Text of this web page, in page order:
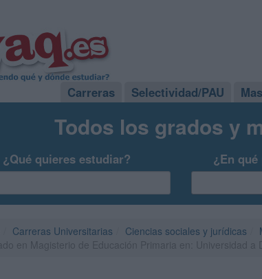
Carreras Selectividad/PAU
Todos los grados y
¿Qué quieres estudiar? ¿En
Carreras Universitarias Ciencias sociales y jurídicas